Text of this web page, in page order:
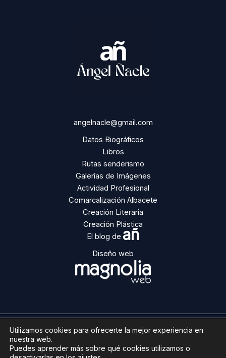
angelnacle@gmail.com
Datos Biográficos
Libros
Rutas senderismo
Galerías de Imágenes
Actividad Profesional
Comarcalización Albacete
Creación Literaria
Creación Plástica
El blog de añ
Diseño web
Copyright © 2026 | Ángel Ñacle
Aviso legal
Utilizamos cookies para ofrecerte la mejor experiencia en
nuestra web.
Puedes aprender más sobre qué cookies utilizamos o